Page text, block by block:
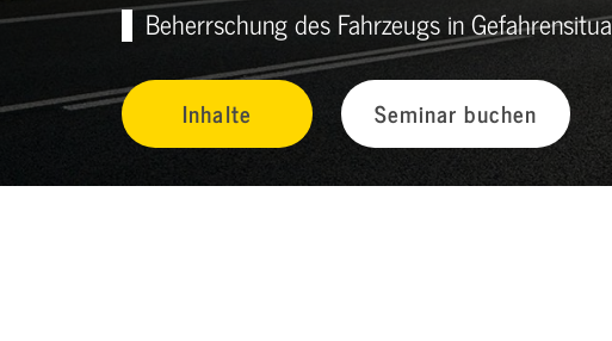
Beherrschung des Fahrzeugs in
Inhalte Seminar buchen